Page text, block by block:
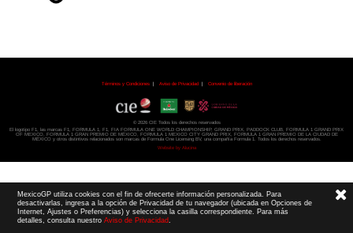
Términos y Condiciones| Aviso de Privacidad| Convenio de liberación
© 2026 CIE Todos los derechos reservados
El logotipo F1, las marcas F1, FORMULA 1, F1, FIA FORMULA ONE WORLD CHAMPIONSHIP, GRAND PRIX,
PADDOCK CLUB,
FORMULA 1 GRAND PRIX
OF MEXICO, FORMULA 1 GRAN PREMIO DE MÉXICO,
FORMULA 1 MEXICO CITY GRAND PRIX,
FORMULA 1 GRAN PREMIO DE LA CIUDAD DE
MÉXICO y otros distintivosrelacionados son marcas de Formula One Licensing BV, una compañía Formula 1. Todos los derechos reservados.
Website by Alucina
MexicoGP utiliza cookies con el fin de ofrecerte información personalizada. Para
desactivarlas, ingresa a la opción de Privacidad de tu navegador (ubicada en Opciones de
Internet, Ajustes o Preferencias) y selecciona la casilla correspondiente. Para más
detalles, consulta nuestroAviso de Privacidad.